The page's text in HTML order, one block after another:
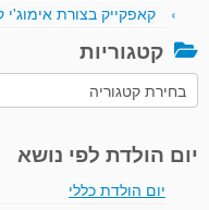
קאפקייק בצורת אימוג'י
קטגוריות
קטגוריות
יום הולדת לפי נושא
יום הולדת כללי